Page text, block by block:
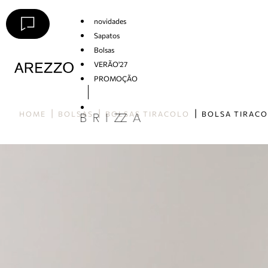
novidades
Sapatos
Bolsas
VERÃO'27
PROMOÇÃO
HOME BOLSAS BOLSAS TIRACOLO